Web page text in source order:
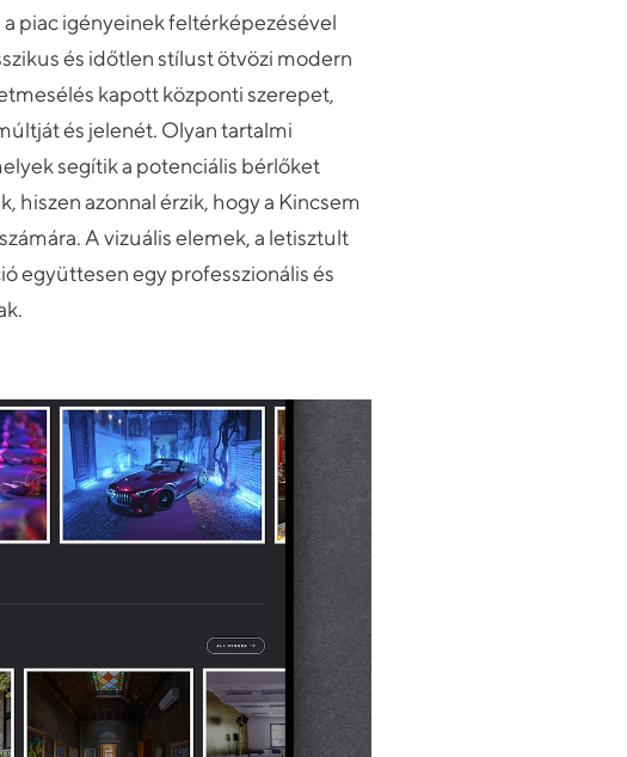
piac igényeinek feltérképezésével
és időtlen stílust ötvözi modern
kapott központi szerepet,
és jelenét. Olyan tartalmi
segítik a potenciális bérlőket
hiszen azonnal érzik, hogy a Kincsem
A vizuális elemek, a letisztult
együttesen egy professzionális és